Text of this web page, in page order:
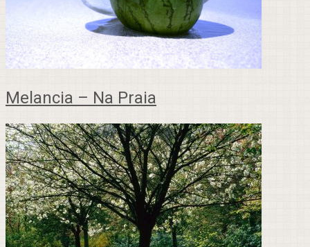
Melancia – Na Praia